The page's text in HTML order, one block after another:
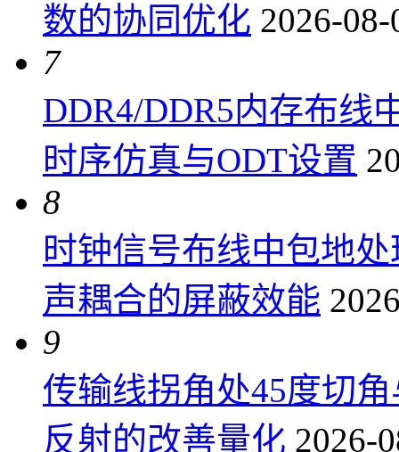
数的协同优化 2026-
7
DDR4/DDR5内存布线
时序仿真与ODT设置
8
时钟信号布线中包地
声耦合的屏蔽效能
9
传输线拐角处45度切
反射的改善量化 2026-